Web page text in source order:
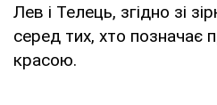
Лев і Телець, згідно зі
серед тих, хто позначає
красою.